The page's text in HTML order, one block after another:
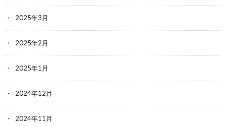
2025年3月
2025年2月
2025年1月
2024年12月
2024年11月